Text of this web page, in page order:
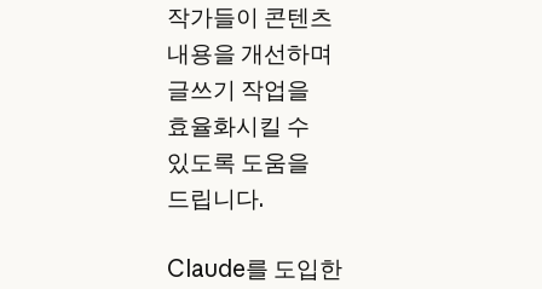
작가들이 콘텐츠
내용을 개선하며
글쓰기 작업을
효율화시킬 수
있도록 도움을
드립니다.
Claude를 도입한